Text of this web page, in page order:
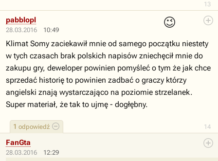
13
28.03.2016 10:49
😉
14
1 odpowiedź
pabblopl
Klimat Somy zaciekawił mnie od samego początku niestety
w tych czasach brak polskich napisów zniechęcił mnie do
zakupu gry, deweloper powinien pomyśleć o tym że jak chce
sprzedać historię to powinien zadbać o graczy którzy
angielski znają wystarczająco na poziomie strzelanek.
Super materiał, że tak to ujmę - dogłębny.
28.03.2016 12:29
FanGta